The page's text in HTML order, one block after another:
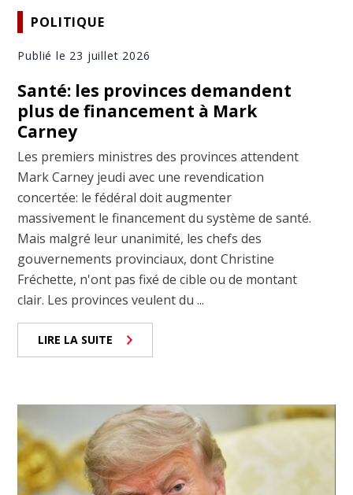
POLITIQUE
Publié le 23 juillet 2026
Santé: les provinces demandent
plus de financement à Mark
Carney
Les premiers ministres des provinces attendent
Mark Carney jeudi avec une revendication
concertée: le fédéral doit augmenter
massivement le financement du système de santé.
Mais malgré leur unanimité, les chefs des
gouvernements provinciaux, dont Christine
Fréchette, n'ont pas fixé de cible ou de montant
clair. Les provinces veulent du ...
LIRE LA SUITE